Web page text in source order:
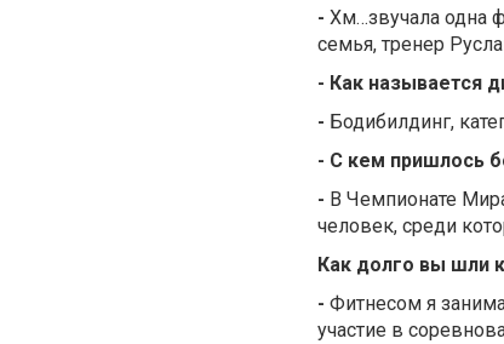
- Хм…звучала одна
семья, тренер
- Как называется
- Бодибилдинг,
- С кем пришлось
- В Чемпионате
человек, среди
Как долго вы шли
- Фитнесом я
участие в